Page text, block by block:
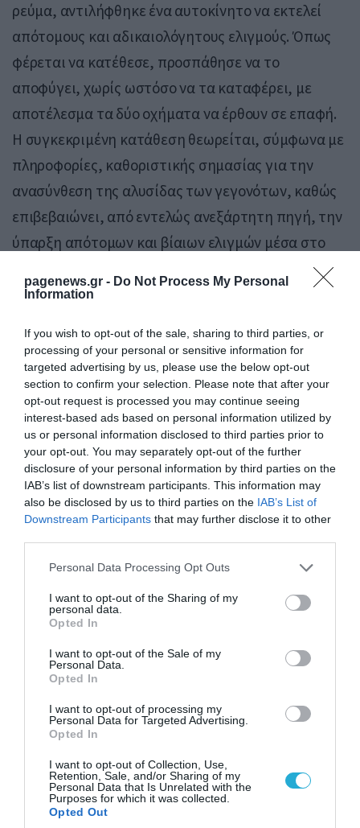
pagenews.gr - Do Not Process My Personal
Information
If you wish to opt-out of the sale, sharing to third parties, or
processing of your personal or sensitive information for
targeted advertising by us, please use the below opt-out
section to confirm your selection. Please note that after your
opt-out request is processed you may continue seeing
interest-based ads based on personal information utilized by
us or personal information disclosed to third parties prior to
your opt-out. You may separately opt-out of the further
disclosure of your personal information by third parties on the
IAB’s list of downstream participants. This information may
also be disclosed by us to third parties on the IAB’s List of
Downstream Participants that may further disclose it to other
Please note that this website/app uses one or more Google
not limited to your visit or usage behaviour. You may click to
grant or deny consent to Google and its third-party tags to
use your data for below specified purposes in below Google
consent section.
Personal Data Processing Opt Outs
I want to opt-out of the Sharing of my
personal data.
Opted In
I want to opt-out of the Sale of my
Personal Data.
Opted In
I want to opt-out of processing my
Personal Data for Targeted Advertising.
Opted In
I want to opt-out of Collection, Use,
Retention, Sale, and/or Sharing of my
Personal Data that Is Unrelated with the
Purposes for which it was collected.
Opted Out
ρεύμα, αντιλήφθηκε ένα αυτοκίνητο να εκτελεί
απότομους και αδικαιολόγητους ελιγμούς. Όπως
φέρεται να κατέθεσε, προσπάθησε να το
αποφύγει, χωρίς ωστόσο να τα καταφέρει, με
αποτέλεσμα τα δύο οχήματα να έρθουν σε επαφή.
Η συγκεκριμένη κατάθεση θεωρείται, σύμφωνα με
πληροφορίες, καθοριστικής σημασίας για την
ανασύνθεση της αλυσίδας των γεγονότων, καθώς
επιβεβαιώνει, από εντελώς ανεξάρτητη πηγή, την
ύπαρξη απότομων και βίαιων ελιγμών μέσα στο
Το οικογενειακό πλαίσιο και η εικόνα της
σχέσης
45χρονος ημεδαπός είναι τυπικά έγγαμος με την
παθούσα, με την οποία έχουν αποκτήσει ένα παιδί
ηλικίας τριών ετών και έξι μηνών. Το τελευταίο
χρονικό διάστημα, ωστόσο, βρίσκονταν σε
διάσταση, με την επιμέλεια του ανήλικου να έχει
ανατεθεί στη μητέρα. Το γεγονός αυτό φαίνεται
πως αποτελεί κρίσιμο στοιχείο για την εκτίμηση
των κινήτρων, καθώς, όπως προκύπτει από τις
καταθέσεις μαρτύρων, η σχέση των δύο διανύει
εδώ και καιρό μια ιδιαίτερα τεταμένη φάση. Οι